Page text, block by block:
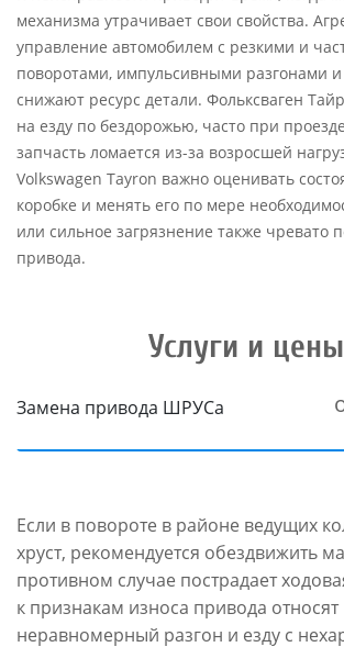
механизма утрачивает свои свойства.
управление автомобилем с резкими и
поворотами, импульсивными разгонами
снижают ресурс детали. Фольксваген
на езду по бездорожью, часто при
запчасть ломается из-за возросшей
Volkswagen Tayron важно оценивать
коробке и менять его по мере
или сильное загрязнение также чревато
привода.
Услуги и цены
Замена привода ШРУСа
Если в повороте в районе ведущих
хруст, рекомендуется обездвижить
противном случае пострадает
к признакам износа привода относят
неравномерный разгон и езду с